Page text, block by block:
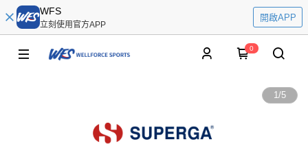
WFS
立刻使用官方APP
開啟APP
0
1/5